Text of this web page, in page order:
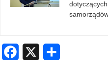
Facebook